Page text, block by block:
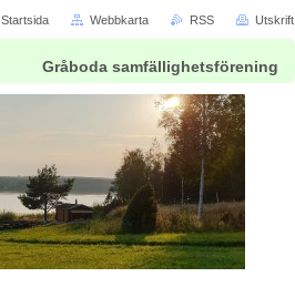
Gråboda samfällighetsförening
Startsida Webbkarta RSS Utskrift